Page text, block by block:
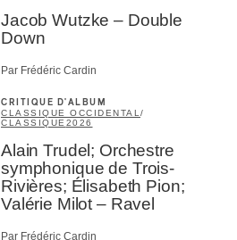
Jacob Wutzke – Double
Down
Par Frédéric Cardin
CRITIQUE D'ALBUM
CLASSIQUE OCCIDENTAL /
CLASSIQUE 2026
Alain Trudel; Orchestre
symphonique de Trois-
Rivières; Élisabeth Pion;
Valérie Milot – Ravel
Par Frédéric Cardin